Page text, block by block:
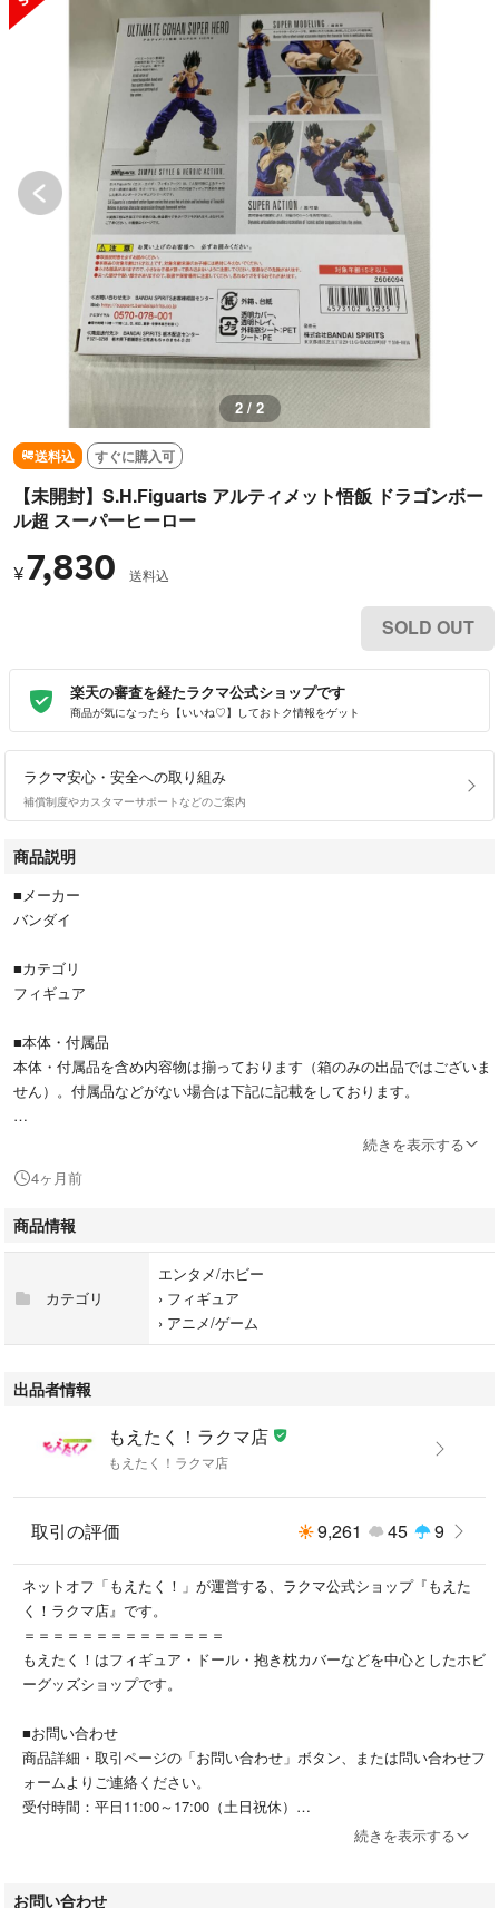
2 / 2
送料込 すぐに購入可
【未開封】S.H.Figuarts アルティメット悟飯 ドラゴンボー
ル超 スーパーヒーロー
¥7,830 送料込
SOLD OUT
楽天の審査を経たラクマ公式ショップです
商品が気になったら【いいね♡】しておトク情報をゲット
ラクマ安心・安全への取り組み
補償制度やカスタマーサポートなどのご案内
商品説明
■メーカー
バンダイ
■カテゴリ
フィギュア
■本体・付属品
本体・付属品を含め内容物は揃っております（箱のみの出品ではございま
せん）。付属品などがない場合は下記に記載をしております。
外観上、中の商品自身にダメージはないと判断しています。外装の損傷具
合等に関する個別のお問い合わせは受付けておりません。
配送方法のご選択はできませんが、基本は佐川急便にて発送致します。
サイズによってゆうメール・ゆうパックでの発送となりますが、いずれも
■管理コード
続きを表示する
4ヶ月前
商品情報
カテゴリ
エンタメ/ホビー
› フィギュア
› アニメ/ゲーム
出品者情報
もえたく！ラクマ店
もえたく！ラクマ店
取引の評価 9,261 45 9
ネットオフ「もえたく！」が運営する、ラクマ公式ショップ『もえた
く！ラクマ店』です。
＝＝＝＝＝＝＝＝＝＝＝＝＝＝
もえたく！はフィギュア・ドール・抱き枕カバーなどを中心としたホビ
ーグッズショップです。
■お問い合わせ
商品詳細・取引ページの「お問い合わせ」ボタン、または問い合わせフ
ォームよりご連絡ください。
受付時間：平日11:00～17:00（土日祝休）
続きを表示する
お問い合わせ